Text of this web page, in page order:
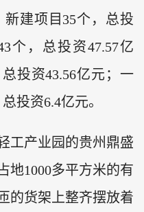
新建项目35个，总投
个，总投资47.57亿
投资43.56亿元；一
投资6.4亿元。
工产业园的贵州鼎盛
地1000多平方米的有
的货架上整齐摆放着